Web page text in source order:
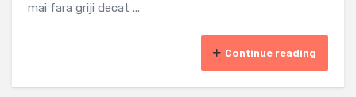
mai fara griji decat ...
Continue reading